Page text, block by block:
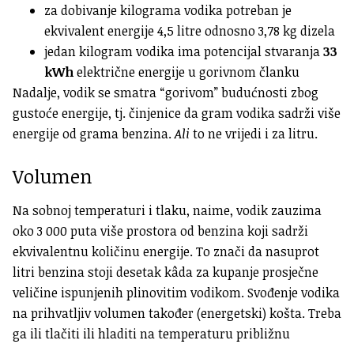
za dobivanje kilograma vodika potreban je
ekvivalent energije 4,5 litre odnosno 3,78 kg dizela
jedan kilogram vodika ima potencijal stvaranja33
kWhelektrične energije u gorivnom članku
Nadalje, vodik se smatra “gorivom” budućnosti zbog
gustoće energije, tj. činjenice da gram vodika sadrži više
energije od grama benzina.Ali to ne vrijedi i za litru.
Volumen
Na sobnoj temperaturi i tlaku, naime, vodik zauzima
oko 3 000 puta više prostora od benzina koji sadrži
ekvivalentnu količinu energije. To znači da nasuprot
litri benzina stoji desetak kâda za kupanje prosječne
veličine ispunjenih plinovitim vodikom. Svođenje vodika
na prihvatljiv volumen također (energetski) košta. Treba
ga ili tlačiti ili hladiti na temperaturu približnu